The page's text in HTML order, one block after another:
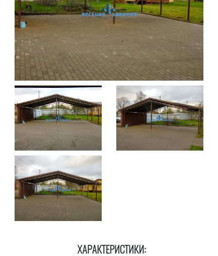
ХАРАКТЕРИСТИКИ: